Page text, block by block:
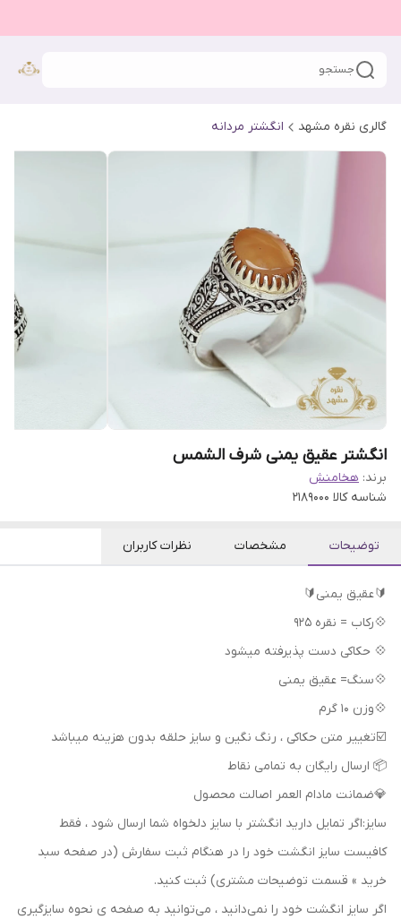
جستجو
گالری نقره مشهد انگشتر مردانه
انگشتر عقیق یمنی شرف الشمس
برند: هخامنش
شناسه کالا 2189000
توضیحات مشخصات نظرات کاربران
🔰عقیق یمنی🔰
💠رکاب = نقره 925
💠 حکاکی دست پذیرفته میشود
💠سنگ= عقیق یمنی
💠وزن 10 گرم
📦 ارسال رایگان به تمامی نقاط
💎ضمانت مادام العمر اصالت محصول
سایز:اگر تمایل دارید انگشتر با سایز دلخواه شما ارسال شود ، فقط
کافیست سایز انگشت خود را در هنگام ثبت سفارش (در صفحه سبد
خرید » قسمت توضیحات مشتری) ثبت کنید.
اگر سایز انگشت خود را نمی‌دانید ، می‌توانید به صفحه ی نحوه سایزگیری